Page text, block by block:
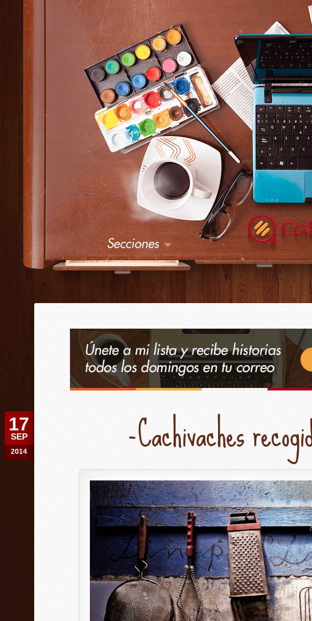
Elucidario 2.0
L'amour
La vida misma
Linearis
Retazos
Érase una vez
¿CAFÉ Y AREPAS?
INICIO
17
SEP
2014 -Cachivaches